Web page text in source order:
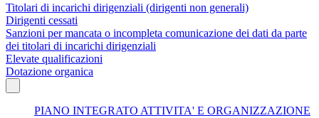
Titolari di incarichi dirigenziali (dirigenti non generali)
Dirigenti cessati
Sanzioni per mancata o incompleta comunicazione dei dati da parte
dei titolari di incarichi dirigenziali
Elevate qualificazioni
Dotazione organica
PIANO INTEGRATO ATTIVITA' E ORGANIZZAZIONE